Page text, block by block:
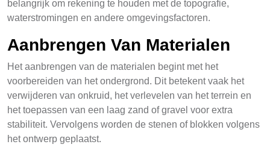
belangrijk om rekening te houden met de topografie,
waterstromingen en andere omgevingsfactoren.
Aanbrengen Van Materialen
Het aanbrengen van de materialen begint met het
voorbereiden van het ondergrond. Dit betekent vaak het
verwijderen van onkruid, het verlevelen van het terrein en
het toepassen van een laag zand of gravel voor extra
stabiliteit. Vervolgens worden de stenen of blokken volgens
het ontwerp geplaatst.